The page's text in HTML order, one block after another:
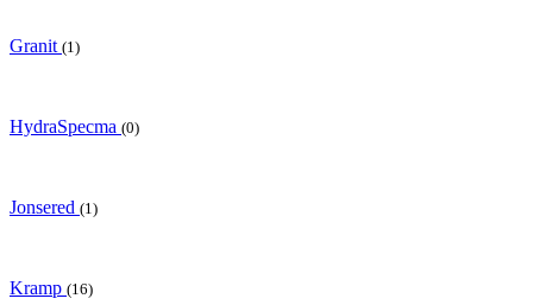
Granit (1)
HydraSpecma (0)
Jonsered (1)
Kramp (16)